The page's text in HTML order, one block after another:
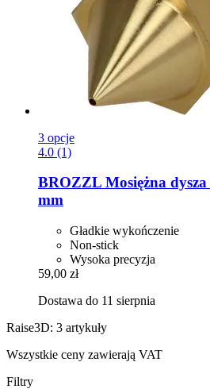
3 opcje
4.0 (1)
BROZZL Mosiężna
mm
Gładkie wykończenie
Non-stick
Wysoka precyzja
59,00 zł
Dostawa do 11 sierpnia
Raise3D: 3 artykuły
Wszystkie ceny zawierają VAT
Filtry